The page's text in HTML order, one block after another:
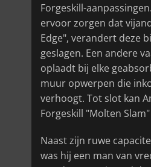
Forgeskill-
ervoor zorgen dat
Edge", verandert deze
geslagen. Een andere
oplaadt bij elke
muur opwerpen die
verhoogt. Tot slot kan
Forgeskill "Molten
Naast zijn ruwe
was hij een man van